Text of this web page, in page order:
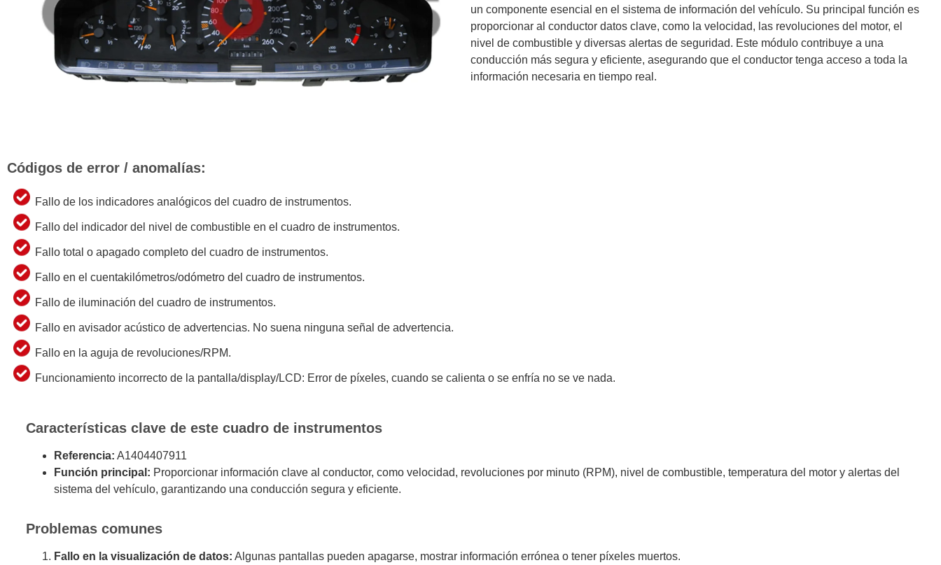
un componente esencial en el sistema de información del vehículo. Su principal función es
proporcionar al conductor datos clave, como la velocidad, las revoluciones del motor, el
nivel de combustible y diversas alertas de seguridad. Este módulo contribuye a una
conducción más segura y eficiente, asegurando que el conductor tenga acceso a toda la
información necesaria en tiempo real.
Códigos de error / anomalías:
Fallo de los indicadores analógicos del cuadro de instrumentos.
Fallo del indicador del nivel de combustible en el cuadro de instrumentos.
Fallo total o apagado completo del cuadro de instrumentos.
Fallo en el cuentakilómetros/odómetro del cuadro de instrumentos.
Fallo de iluminación del cuadro de instrumentos.
Fallo en avisador acústico de advertencias. No suena ninguna señal de advertencia.
Fallo en la aguja de revoluciones/RPM.
Funcionamiento incorrecto de la pantalla/display/LCD: Error de píxeles, cuando se calienta o se enfría no se ve nada.
Características clave de este cuadro de instrumentos
Referencia: A1404407911
Función principal: Proporcionar información clave al conductor, como velocidad, revoluciones por minuto (RPM), nivel de combustible, temperatura del motor y alertas del
sistema del vehículo, garantizando una conducción segura y eficiente.
Problemas comunes
Fallo en la visualización de datos: Algunas pantallas pueden apagarse, mostrar información errónea o tener píxeles muertos.